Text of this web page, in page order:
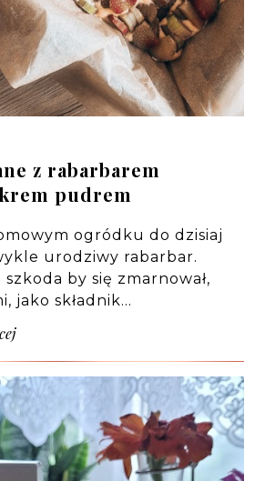
z rabarbarem
pudrem
ogródku do dzisiaj
urodziwy rabarbar.
szkoda by się zmarnował,
jako składnik…